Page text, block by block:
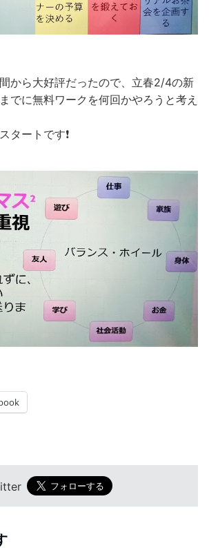
から大好評だったので、立春2/4の新
でに無料ワークを何回かやろうと考え
タートです❗️